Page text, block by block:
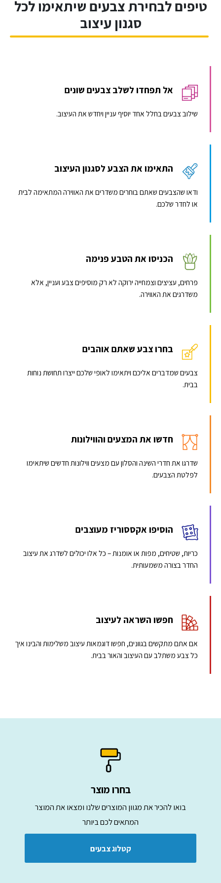
טיפים לבחירת צבעים שיתאימו לכל
סגנון עיצוב
אל תפחדו לשלב צבעים שונים
שילוב צבעים בחלל אחד יוסיף עניין ויחדש את העיצוב.
התאימו את הצבע לסגנון העיצוב
ודאו שהצבעים שאתם בוחרים משדרים את האווירה המתאימה לבית
או לחדר שלכם.
הכניסו את הטבע פנימה
פרחים, עציצים וצמחייה ירוקה לא רק מוסיפים צבע ועניין, אלא
משדרגים את האווירה.
בחרו צבע שאתם אוהבים
צבעים שמדברים אליכם ויתאימו לאופי שלכם ייצרו תחושת נוחות
בבית.
חדשו את המצעים והווילונות
שדרגו את חדרי השינה והסלון עם מצעים ווילונות חדשים שיתאימו
לפלטת הצבעים.
הוסיפו אקססוריז מעוצבים
כריות, שטיחים, מפות או אומנות – כל אלו יכולים לשדרג את עיצוב
החדר בצורה משמעותית.
חפשו השראה לעיצוב
אם אתם מתקשים בגוונים, חפשו דוגמאות עיצוב משלימות והבינו איך
כל צבע משתלב עם העיצוב והאור בבית.
בחרו מוצר
בואו להכיר את מגוון המוצרים שלנו ומצאו את המוצר
המתאים לכם ביותר
קטלוג צבעים